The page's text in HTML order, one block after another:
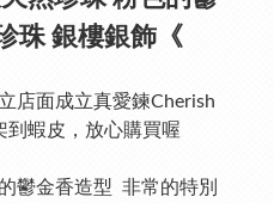
珠 銀樓銀飾《
店面成立真愛鍊Cherish
蝦皮，放心購買喔
鬱金香造型  非常的特別